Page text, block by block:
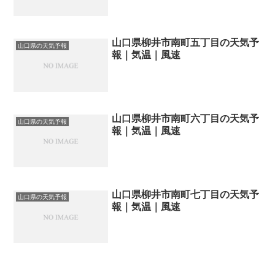
山口県の天気予報
山口県柳井市南町五丁目の天気予
報｜気温｜風速
山口県の天気予報
山口県柳井市南町六丁目の天気予
報｜気温｜風速
山口県の天気予報
山口県柳井市南町七丁目の天気予
報｜気温｜風速